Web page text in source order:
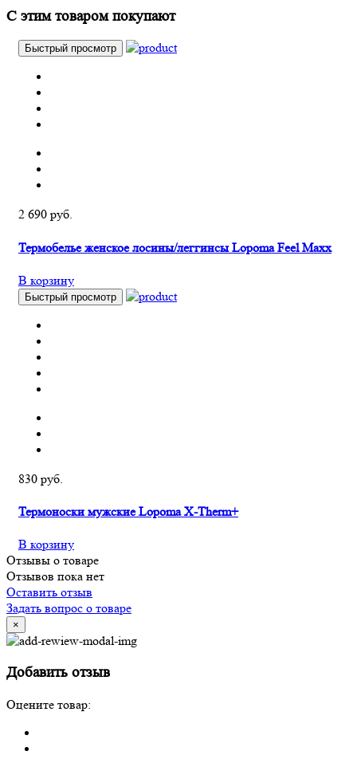
С этим товаром покупают
Быстрый просмотр
2 690 руб.
Термобелье женское лосины/леггинсы Lopoma Feel Maxx
В корзину
Быстрый просмотр
830 руб.
Термоноски мужские Lopoma X-Therm+
В корзину
Отзывы о товаре
Отзывов пока нет
Оставить отзыв
Задать вопрос о товаре
×
Добавить отзыв
Оцените товар: